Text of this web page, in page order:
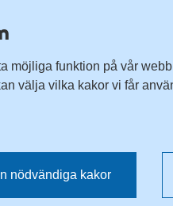
möjliga funktion på vår
välja vilka kakor vi får
nödvändiga kakor